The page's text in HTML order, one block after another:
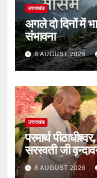
उत्तराखंड
अगले दो दिनों में
संभावना
8 AUGUST 2026
उत्तराखंड
परमार्थ
सरस्वती जी
जी के दर्शन कर
8 AUGUST 2026